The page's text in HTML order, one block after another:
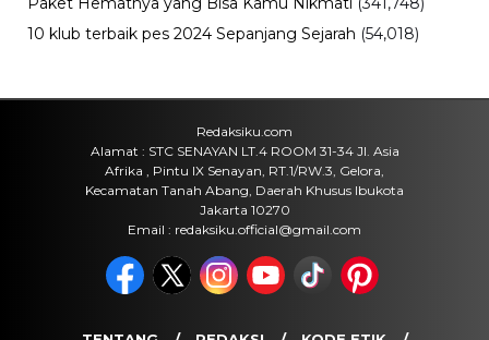
Minggu, 9 Agu 2026 - 14:57 WIB
Minggu, 9 Agu 2026 - 14:42 WIB
Baru 2 Tahun Berdiri, Startup Chip AI
OLIX Kini Bernilai Rp60 Triliun
POPULER